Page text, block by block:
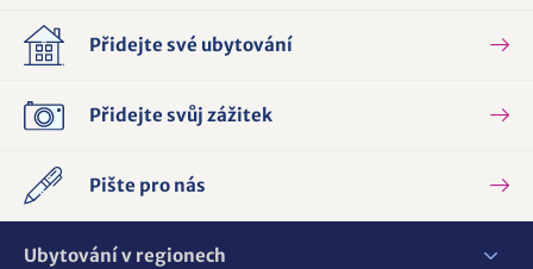
Přidejte své ubytování
Přidejte svůj zážitek
Pište pro nás
Ubytování v regionech